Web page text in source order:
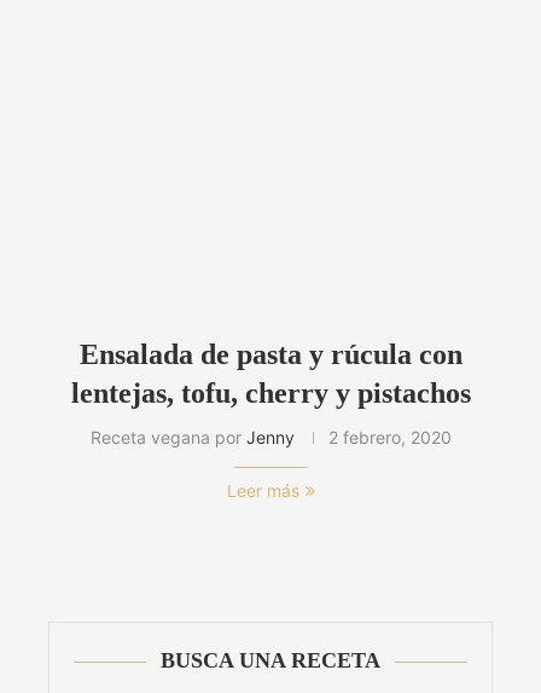
Ensalada de pasta y rúcula con
lentejas, tofu, cherry y pistachos
Receta vegana por Jenny 2 febrero, 2020
Leer más
BUSCA UNA RECETA